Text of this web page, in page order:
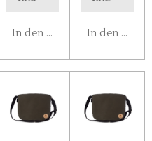
In den Warenkorb
In den